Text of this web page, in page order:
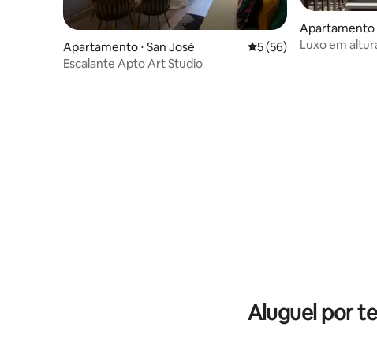
Apartamento ⋅ San José 5 de uma avaliação
5 (56)
Escalante Apto Art Studio
Apartamento
Luxo em
Aluguel por